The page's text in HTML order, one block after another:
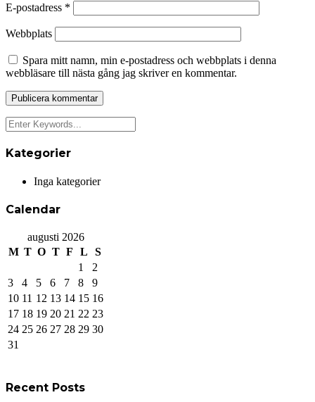
E-postadress *
Webbplats
Spara mitt namn, min e-postadress och webbplats i denna
webbläsare till nästa gång jag skriver en kommentar.
Kategorier
Inga kategorier
Calendar
augusti 2026
M T O T F L
S
1
2
3
4 5 6 7 8
9
10 11 12 13 14 15 16
17 18 19 20 21 22 23
24 25 26 27 28 29 30
31
Recent Posts